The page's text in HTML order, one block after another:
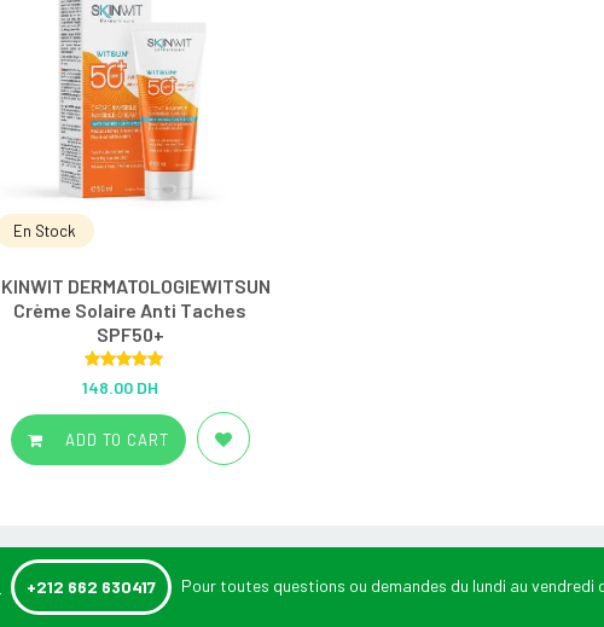
En Stock
DERMATOLOGIEWITSUN
Crème Solaire Anti Taches
SPF50+
out of 5
148.00 DH
ADD TO CART
+212 662 630417 Pour toutes questions ou demandes du lundi au vendredi